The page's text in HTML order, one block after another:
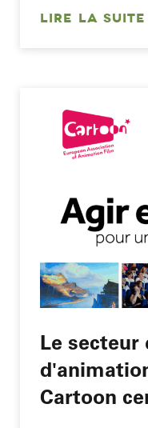
LIRE LA SUITE
Le secteur
Cartoon